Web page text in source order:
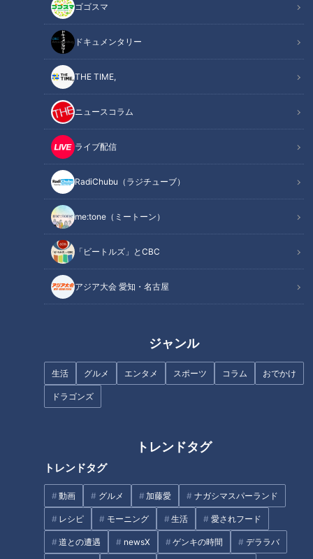
ゴゴスマ
ドキュメンタリー
THE TIME,
ニュースコラム
ライブ配信
RadiChubu（ラジチューブ）
me:tone（ミートーン）
「ビートルズ」とCBC
アジア大会 愛知・名古屋
ジャンル
生活 グルメ エンタメ スポーツ コラム おでかけ
ドラゴンズ
トレンドタグ
トレンドタグ
動画 グルメ 加藤愛 ナガシマスパーランド
レシピ モーニング 生活 愛されフード
道との遭遇 newsX ゲンキの時間 デララバ
記事に戻る
この記事を見たあなたへのおすすめ
ゾウの水浴びがほぼ100％見ら
れる！夜の動物園の魅力と
入館料550円だけでモーニング
が無料！？激安すぎるスーパー
銭湯に迫る！麺類が半額になる
よしお兄さんと行く！夏休みに
28(にわとり)の日に行きたくな
る！ＮＥＷ鶏肉専門店を3店ご
紹介‼【花咲かタイムズ】
奇跡の国産コーヒーが味わえる!
地元民が集うおしゃれカフェ